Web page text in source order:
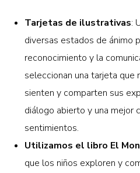
Tarjetas de ilustrativas:
diversas estados de ánimo
reconocimiento y la
seleccionan una tarjeta que
sienten y comparten sus
diálogo abierto y una mejor
sentimientos.
Utilizamos el libro El
que los niños exploren y